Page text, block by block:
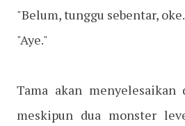
"Belum, tunggu sebentar,
"Aye."
Tama akan menyelesaikan
meskipun dua monster